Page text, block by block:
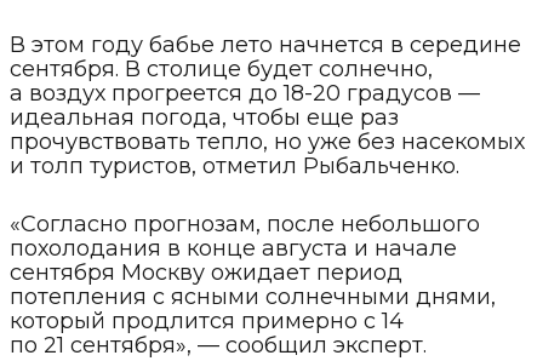
В этом году бабье лето начнется в середине
сентября. В столице будет солнечно,
а воздух прогреется до 18-20 градусов —
идеальная погода, чтобы еще раз
прочувствовать тепло, но уже без насекомых
и толп туристов, отметил Рыбальченко.
«Согласно прогнозам, после небольшого
похолодания в конце августа и начале
сентября Москву ожидает период
потепления с ясными солнечными днями,
который продлится примерно с 14
по 21 сентября», — сообщил эксперт.